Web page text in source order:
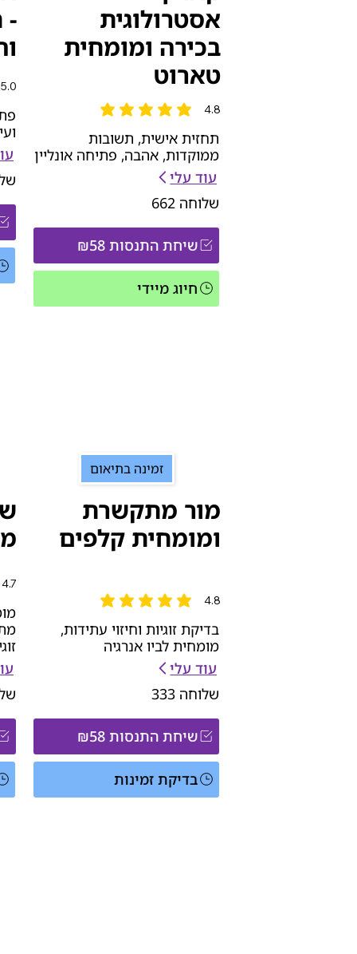
שיחת התנסות ₪58
חיוג מיידי
תחזית אישית, תשובות
ממוקדות, אהבה, פתיחה אונליין
עוד עלי
שלוחה 662
אסטרולוגית
בכירה ומומחית
טארוט
4.8
הדירוג הממוצא הוא 4.8 מתוך 5
-
5.0
שיחת התנסות ₪58
בדיקת זמינות
זמינה בתיאום
בדיקת זוגיות וחיזוי עתידות,
מומחית לביו אנרגיה
עוד עלי
שלוחה 333
מור מתקשרת
ומומחית קלפים
4.8
הדירוג הממוצא הוא 4.8 מתוך 5
4.7